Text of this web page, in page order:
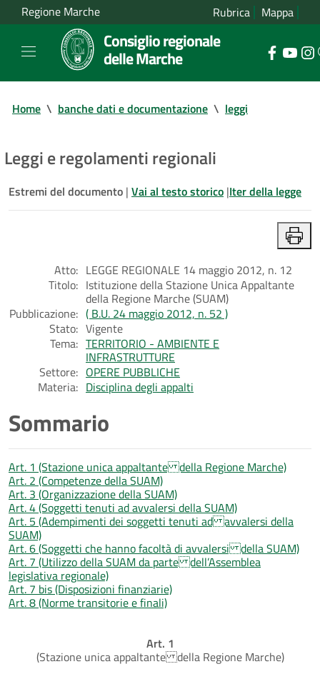
Regione Marche Rubrica Mappa
Consiglio regionale
delle Marche
Home \ banche dati e documentazione \ leggi
Leggi e regolamenti regionali
Estremi del documento | Vai al testo storico |Iter della legge
Atto: LEGGE REGIONALE 14 maggio 2012, n. 12
Titolo: Istituzione della Stazione Unica Appaltante
della Regione Marche (SUAM)
Pubblicazione: ( B.U. 24 maggio 2012, n. 52 )
Stato: Vigente
Tema: TERRITORIO - AMBIENTE E
INFRASTRUTTURE
Settore: OPERE PUBBLICHE
Materia: Disciplina degli appalti
Sommario
Art. 1 (Stazione unica appaltante della Regione Marche)
Art. 2 (Competenze della SUAM)
Art. 3 (Organizzazione della SUAM)
Art. 4 (Soggetti tenuti ad avvalersi della SUAM)
Art. 5 (Adempimenti dei soggetti tenuti ad avvalersi della
SUAM)
Art. 6 (Soggetti che hanno facoltà di avvalersi della SUAM)
Art. 7 (Utilizzo della SUAM da parte dell’Assemblea
legislativa regionale)
Art. 7 bis (Disposizioni finanziarie)
Art. 8 (Norme transitorie e finali)
Art. 1
(Stazione unica appaltante della Regione Marche)